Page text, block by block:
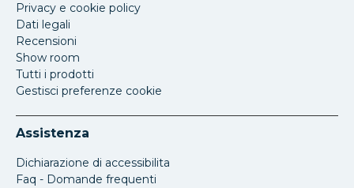
Privacy e cookie policy
Dati legali
Recensioni
Show room
Tutti i prodotti
Gestisci preferenze cookie
Assistenza
Dichiarazione di accessibilita
Faq - Domande frequenti